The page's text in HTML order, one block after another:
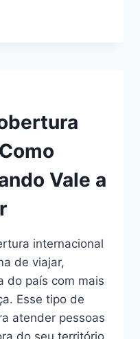
Vale a
internacional
de viajar,
do país com mais
Esse tipo de
atender pessoas
do seu território